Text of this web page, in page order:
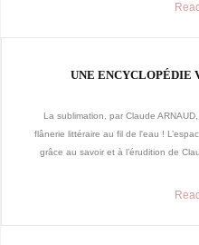
UNE ENCYCLOPÉDIE
La sublimation, par Claude
flânerie littéraire au fil de l'eau !
grâce au savoir et à l’érudition de